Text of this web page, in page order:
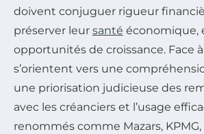
doivent conjuguer rigueur
préserver leur santé économique,
opportunités de croissance. Face
s’orientent vers une
une priorisation judicieuse des
avec les créanciers et l’usage
renommés comme Mazars,